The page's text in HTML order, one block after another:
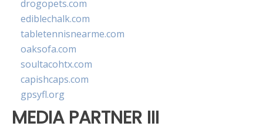
drogopets.com
ediblechalk.com
tabletennisnearme.com
oaksofa.com
soultacohtx.com
capishcaps.com
gpsyfl.org
MEDIA PARTNER III